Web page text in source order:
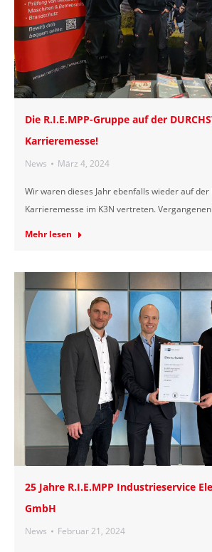
Die R.I.E.MPP-Gruppe auf der
Karrieremesse!
News März 4, 2024
Wir waren dieses Jahr ebenfalls wieder auf der
Karrieremesse im K3N vertreten.
Mehr lesen
25 Jahre R.I.E.MPP Industrieservice
GmbH
News Februar 21, 2024